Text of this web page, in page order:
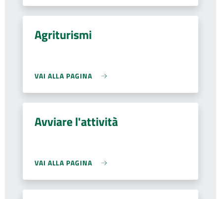
Agriturismi
VAI ALLA PAGINA
Avviare l'attività
VAI ALLA PAGINA